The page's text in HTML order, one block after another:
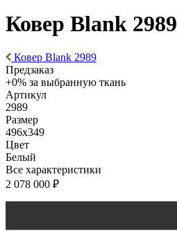
Ковер Blank 2989
Ковер Blank 2989
Предзаказ
+0% за выбранную ткань
Артикул
2989
Размер
496x349
Цвет
Белый
Все характеристики
2 078 000 ₽